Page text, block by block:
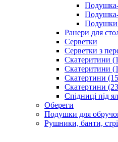
Подушки
Ранери для
Серветки
Серветки з
Скатеритини
Скатеритини
Скатертини
Скатертини
Спідниці під
Обереги
Подушки для
Рушники, банти,